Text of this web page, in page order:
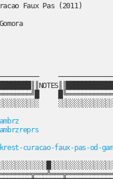
Curacao Faux Pas
Gomora
curacao-faux-pas-od-